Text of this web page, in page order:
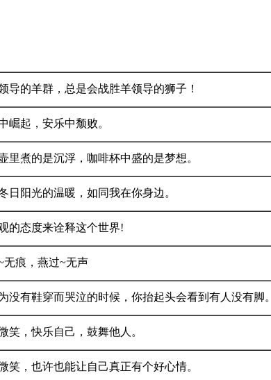
导的羊群，总是会战胜羊领导的狮子！
崛起，安乐中颓败。
里煮的是沉浮，咖啡杯中盛的是梦想。
日阳光的温暖，如同我在你身边。
的态度来诠释这个世界!
无痕，燕过~无声
没有鞋穿而哭泣的时候，你抬起头会看到有人没有脚。
笑，快乐自己，鼓舞他人。
笑，也许也能让自己真正有个好心情。